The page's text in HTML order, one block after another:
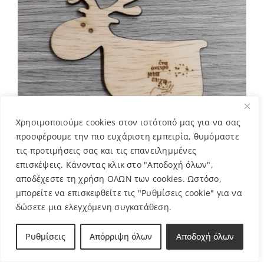
Χρησιμοποιούμε cookies στον ιστότοπό μας για να σας
προσφέρουμε την πιο ευχάριστη εμπειρία, θυμόμαστε
τις προτιμήσεις σας και τις επανειλημμένες
επισκέψεις. Κάνοντας κλικ στο "Αποδοχή όλων",
αποδέχεστε τη χρήση ΟΛΩΝ των cookies. Ωστόσο,
μπορείτε να επισκεφθείτε τις "Ρυθμίσεις cookie" για να
δώσετε μια ελεγχόμενη συγκατάθεση.
Ρυθμίσεις Απόρριψη όλων Αποδοχή όλων
ΤΑΡΑΝΔΟΣ – ΞΥΛΙΝO ΧΡΙΣΤΟΥΓΕΝΝΙΑΤΙΚO
ΣΤΟΛΙΔΙ
2,00€